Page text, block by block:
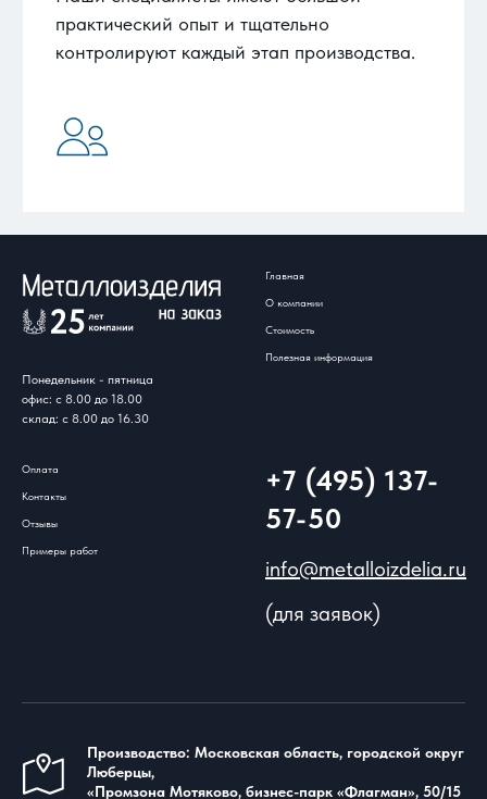
практический опыт и тщательно
контролируют каждый этап производства.
Понедельник - пятница
офис: с 8.00 до 18.00
склад: с 8.00 до 16.30
Главная
О компании
Стоимость
Полезная информация
Оплата
Контакты
Отзывы
Примеры работ
+7 (495) 137-
57-50
info@metalloizdelia.ru
(для заявок)
Производство: Московская область, городской округ
Люберцы,
«Промзона Мотяково, бизнес-парк «Флагман», 50/15